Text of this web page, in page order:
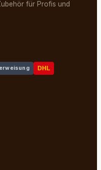
für Profis und
DHL